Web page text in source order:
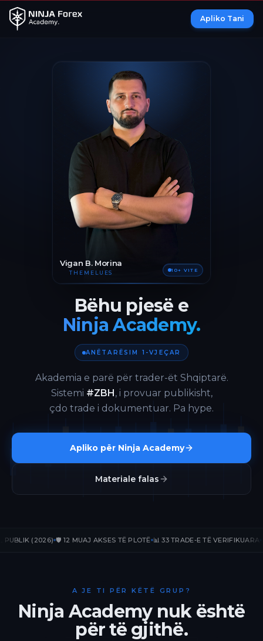
Apliko Tani
Vigan B. Morina
THEMELUES 10+ VITE
Bëhu pjesë e
Ninja Academy.
ANËTARËSIM 1-VJEÇAR
Akademia e parë për trader-ët Shqiptarë.
Sistemi #ZBH, i provuar publikisht,
çdo trade i dokumentuar. Pa hype.
Apliko për Ninja Academy
Materiale falas
(2026) 🛡️ 12 MUAJ AKSES TË PLOTË 📊 33 TRADE-E TË VERIFIKUARA 📈
A JE TI PËR KËTË GRUP?
Ninja Academy nuk është
për të gjithë.